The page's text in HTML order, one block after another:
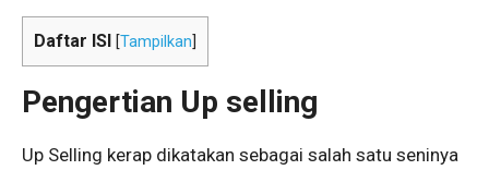
Daftar ISI [Tampilkan
Pengertian Up selling
Up Selling kerap dikatakan sebagai salah satu seninya